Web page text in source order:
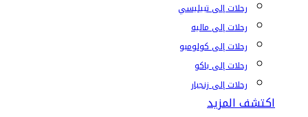
رحلات إلى تبيليسي
رحلات إلى ماليه
رحلات إلى كولومبو
رحلات إلى باكو
رحلات إلى زنجبار
اكتشف المزيد